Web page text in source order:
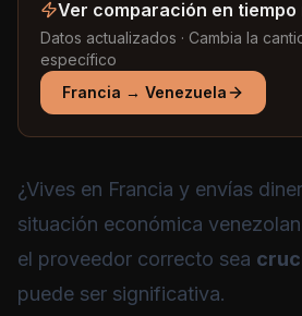
Ver comparación en tiempo
Datos actualizados · Cambia la
específico
Francia → Venezuela
¿Vives en Francia y envías
situación económica
el proveedor correcto sea
puede ser significativa.